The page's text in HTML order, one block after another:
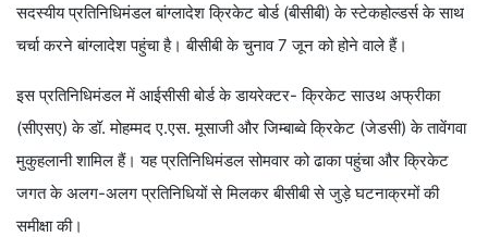
सदस्यीय प्रतिनिधिमंडल बांग्लादेश क्रिकेट बोर्ड (बीसीबी) के स्टेकहोल्डर्स के साथ
चर्चा करने बांग्लादेश पहुंचा है। बीसीबी के चुनाव 7 जून को होने वाले हैं।
इस प्रतिनिधिमंडल में आईसीसी बोर्ड के डायरेक्टर- क्रिकेट साउथ अफ्रीका
(सीएसए) के डॉ. मोहम्मद ए.एस. मूसाजी और जिम्बाब्वे क्रिकेट (जेडसी) के तावेंगवा
मुकुहलानी शामिल हैं। यह प्रतिनिधिमंडल सोमवार को ढाका पहुंचा और क्रिकेट
जगत के अलग-अलग प्रतिनिधियों से मिलकर बीसीबी से जुड़े घटनाक्रमों की
समीक्षा की।